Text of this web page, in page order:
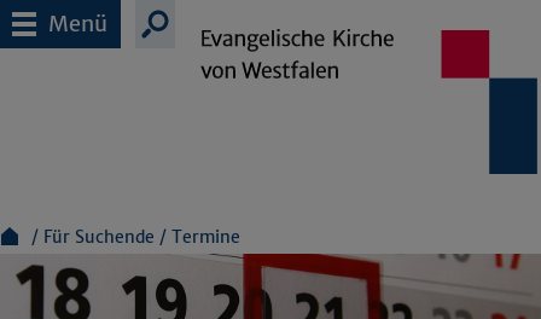
Menü
Für Suchende Termine